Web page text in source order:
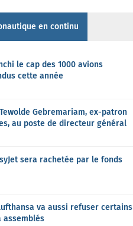
en continu
le cap des 1000 avions
cette année
Gebremariam, ex-patron
au poste de directeur général
sera rachetée par le fonds
va aussi refuser certains
assemblés